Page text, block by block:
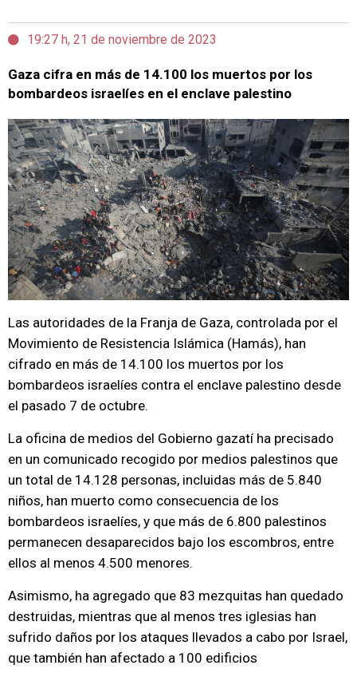
19:27 h, 21 de noviembre de 2023
Gaza cifra en más de 14.100 los muertos por los
bombardeos israelíes en el enclave palestino
Las autoridades de la Franja de Gaza, controlada por el
Movimiento de Resistencia Islámica (Hamás), han
cifrado en más de 14.100 los muertos por los
bombardeos israelíes contra el enclave palestino desde
el pasado 7 de octubre.
La oficina de medios del Gobierno gazatí ha precisado
en un comunicado recogido por medios palestinos que
un total de 14.128 personas, incluidas más de 5.840
niños, han muerto como consecuencia de los
bombardeos israelíes, y que más de 6.800 palestinos
permanecen desaparecidos bajo los escombros, entre
ellos al menos 4.500 menores.
Asimismo, ha agregado que 83 mezquitas han quedado
destruidas, mientras que al menos tres iglesias han
sufrido daños por los ataques llevados a cabo por Israel,
que también han afectado a 100 edificios